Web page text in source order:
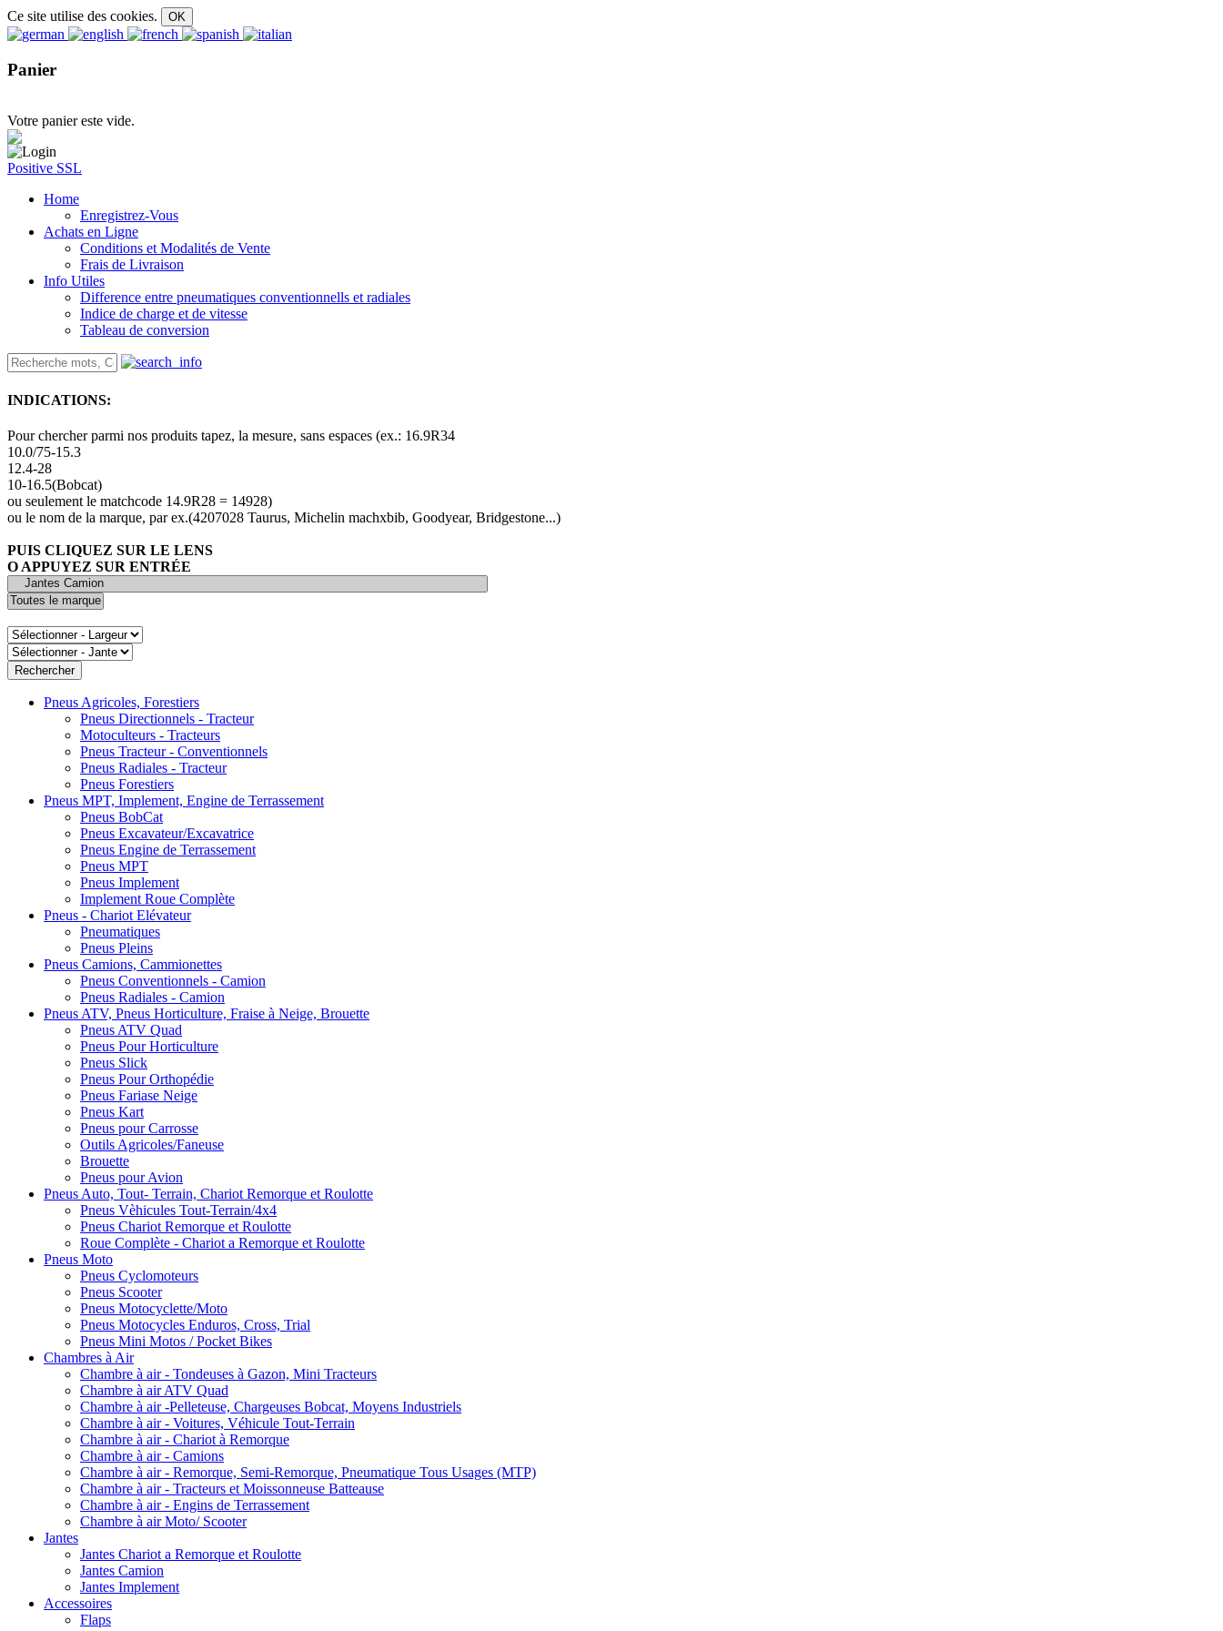
Ce site utilise des cookies.
Panier
Votre panier este vide.
Positive SSL
Home
Enregistrez-Vous
Achats en Ligne
Conditions et Modalités de Vente
Frais de Livraison
Info Utiles
Difference entre pneumatiques conventionnells et radiales
Indice de charge et de vitesse
Tableau de conversion
INDICATIONS:
Pour chercher parmi nos produits tapez, la mesure, sans espaces (ex.: 16.9R34
10.0/75-15.3
12.4-28
10-16.5(Bobcat)
ou seulement le matchcode 14.9R28 = 14928)
ou le nom de la marque, par ex.(4207028 Taurus, Michelin machxbib, Goodyear, Bridgestone...)
PUIS CLIQUEZ SUR LE LENS
O APPUYEZ SUR ENTRÉE
Pneus Agricoles, Forestiers
Pneus Directionnels - Tracteur
Motoculteurs - Tracteurs
Pneus Tracteur - Conventionnels
Pneus Radiales - Tracteur
Pneus Forestiers
Pneus MPT, Implement, Engine de Terrassement
Pneus BobCat
Pneus Excavateur/Excavatrice
Pneus Engine de Terrassement
Pneus MPT
Pneus Implement
Implement Roue Complète
Pneus - Chariot Elévateur
Pneumatiques
Pneus Pleins
Pneus Camions, Cammionettes
Pneus Conventionnels - Camion
Pneus Radiales - Camion
Pneus ATV, Pneus Horticulture, Fraise à Neige, Brouette
Pneus ATV Quad
Pneus Pour Horticulture
Pneus Slick
Pneus Pour Orthopédie
Pneus Fariase Neige
Pneus Kart
Pneus pour Carrosse
Outils Agricoles/Faneuse
Brouette
Pneus pour Avion
Pneus Auto, Tout- Terrain, Chariot Remorque et Roulotte
Pneus Vèhicules Tout-Terrain/4x4
Pneus Chariot Remorque et Roulotte
Roue Complète - Chariot a Remorque et Roulotte
Pneus Moto
Pneus Cyclomoteurs
Pneus Scooter
Pneus Motocyclette/Moto
Pneus Motocycles Enduros, Cross, Trial
Pneus Mini Motos / Pocket Bikes
Chambres à Air
Chambre à air - Tondeuses à Gazon, Mini Tracteurs
Chambre à air ATV Quad
Chambre à air -Pelleteuse, Chargeuses Bobcat, Moyens Industriels
Chambre à air - Voitures, Véhicule Tout-Terrain
Chambre à air - Chariot à Remorque
Chambre à air - Camions
Chambre à air - Remorque, Semi-Remorque, Pneumatique Tous Usages (MTP)
Chambre à air - Tracteurs et Moissonneuse Batteause
Chambre à air - Engins de Terrassement
Chambre à air Moto/ Scooter
Jantes
Jantes Chariot a Remorque et Roulotte
Jantes Camion
Jantes Implement
Accessoires
Flaps